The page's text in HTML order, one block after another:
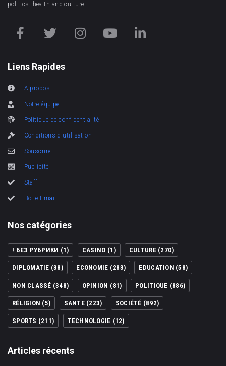
politics, health and culture.
Liens Rapides
A propos
Notre équipe
Politique de confidentialité
Conditions d'utilisation
Souscrire
Publicité
Staff
Boite Email
Nos catégories
! БЕЗ РУБРИКИ (1) CASINO (1) CULTURE(270)
DIPLOMATIE (38) ECONOMIE (283) EDUCATION (58)
NON CLASSÉ (348) OPINION (81) POLITIQUE (886)
RÉLIGION (5) SANTE(223) SOCIÉTÉ (892)
SPORTS (211) TECHNOLOGIE (12)
Articles récents